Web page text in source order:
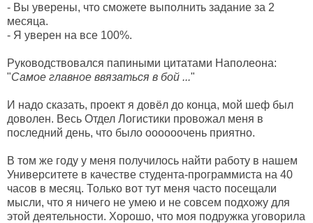
- Вы уверены, что сможете выполнить задание за 2
месяца.
- Я уверен на все 100%.
Руководствовался папиными цитатами Наполеона:
"Самое главное ввязаться в бой ..."
И надо сказать, проект я довёл до конца, мой шеф был
доволен. Весь Отдел Логистики провожал меня в
последний день, что было оооооочень приятно.
В том же году у меня получилось найти работу в нашем
Университете в качестве студента-программиста на 40
часов в месяц. Только вот тут меня часто посещали
мысли, что я ничего не умею и не совсем подхожу для
этой деятельности. Хорошо, что моя подружка уговорила